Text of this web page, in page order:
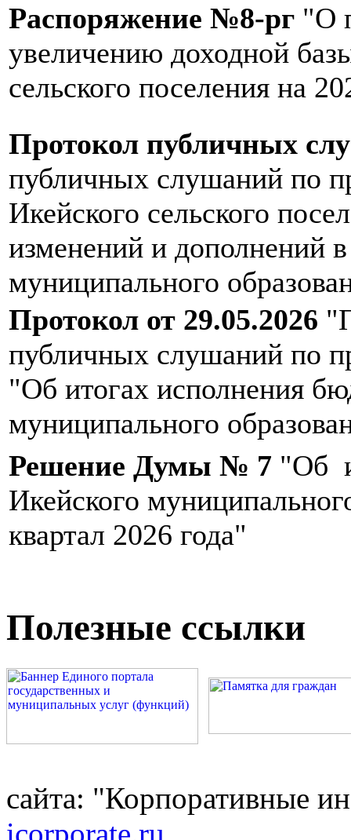
Распоряжение №8-рг "О
увеличению доходной
сельского поселения на
Протокол публичных
публичных слушаний по
Икейского сельского
изменений и дополнений
муниципального
Протокол от 29.05.2026
публичных слушаний по
"Об итогах исполнения
муниципального
Решение Думы № 7 "Об
Икейского
квартал 2026 года"
Полезные ссылки
сайта: "Корпоративные
icorporate.ru